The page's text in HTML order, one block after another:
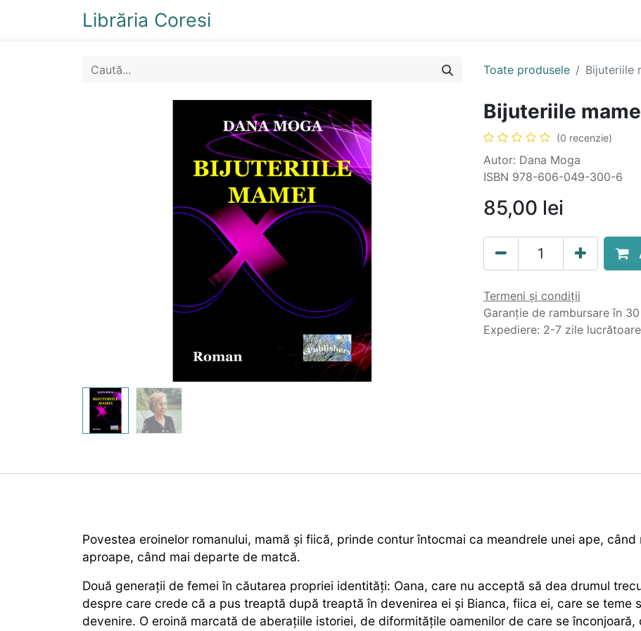
Librăria Coresi
Toate produsele Bijuteriile
Bijuteriile
(0 recenzie)
Autor: Dana Moga
ISBN 978-606-049-300-6
85,00 lei
Termeni și condiții
Garanție de rambursare în
Expediere: 2-7 zile lucrătoare
Povestea eroinelor romanului, mamă și fiică, prinde contur întocmai ca meandrele unei ape,
aproape, când mai departe de matcă.
Două generații de femei în căutarea propriei identități: Oana, care nu acceptă să dea drumul
despre care crede că a pus treaptă după treaptă în devenirea ei și Bianca, fiica ei, care se teme
devenire. O eroină marcată de aberațiile istoriei, de diformitățile oamenilor de care se